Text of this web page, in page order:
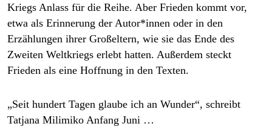
epaper login
Kriegs Anlass für die Reihe. Aber Frieden kommt vor,
etwa als Erinnerung der Au­to­r*in­nen oder in den
Erzählungen ihrer Großeltern, wie sie das Ende des
Zweiten Weltkriegs erlebt hatten. Außerdem steckt
Frieden als eine Hoffnung in den Texten.
„Seit hundert Tagen glaube ich an Wunder“, schreibt
Tatjana Milimiko Anfang Juni …